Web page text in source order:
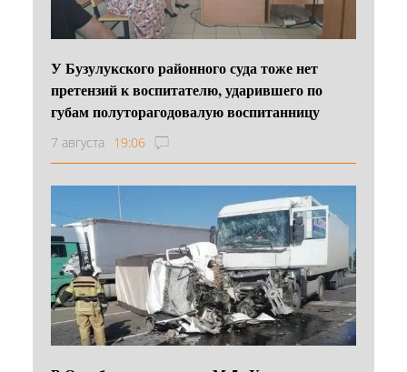
У Бузулукского районного суда тоже нет
претензий к воспитателю, ударившего по
губам полуторагодовалую воспитанницу
7 августа 19:06